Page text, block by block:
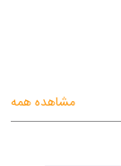
مشاهده همه